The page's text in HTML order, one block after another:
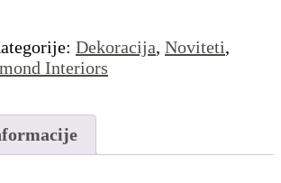
Dekoracija, Noviteti,
Interiors